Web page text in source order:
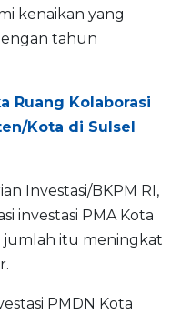
kenaikan yang
tahun
Ruang Kolaborasi
Kota di Sulsel
Investasi/BKPM RI,
investasi PMA Kota
jumlah itu meningkat
PMDN Kota